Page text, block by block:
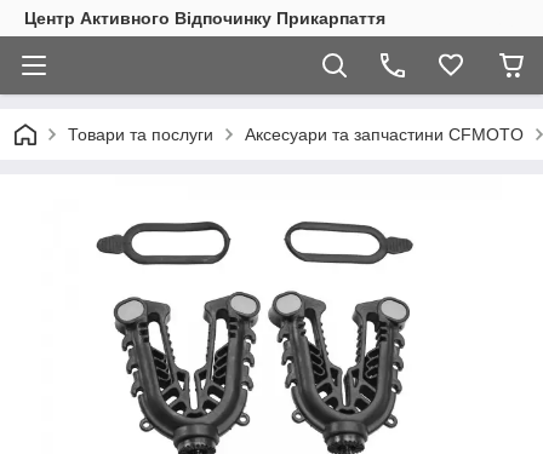
Центр Активного Відпочинку Прикарпаття
Товари та послуги Аксесуари та запчастини CFMOTO